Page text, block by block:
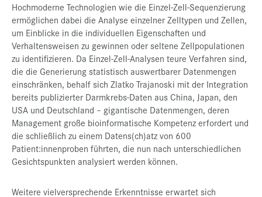
Hochmoderne Technologien wie die Einzel-Zell-Sequenzierung
ermöglichen dabei die Analyse einzelner Zelltypen und Zellen,
um Einblicke in die individuellen Eigenschaften und
Verhaltensweisen zu gewinnen oder seltene Zellpopulationen
zu identifizieren. Da Einzel-Zell-Analysen teure Verfahren sind,
die die Generierung statistisch auswertbarer Datenmengen
einschränken, behalf sich Zlatko Trajanoski mit der Integration
bereits publizierter Darmkrebs-Daten aus China, Japan, den
USA und Deutschland – gigantische Datenmengen, deren
Management große bioinformatische Kompetenz erfordert und
die schließlich zu einem Datens(ch)atz von 600
Patient:innenproben führten, die nun nach unterschiedlichen
Gesichtspunkten analysiert werden können.
Weitere vielversprechende Erkenntnisse erwartet sich